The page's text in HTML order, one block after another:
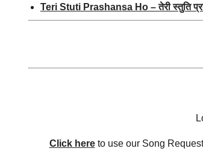
Teri Stuti Prashansa Ho – तेरी स्तुति
Click hereto use our Song